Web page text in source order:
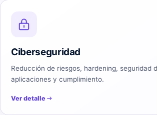
Ciberseguridad
Reducción de riesgos, hardening, seguridad
aplicaciones y cumplimiento.
Ver detalle